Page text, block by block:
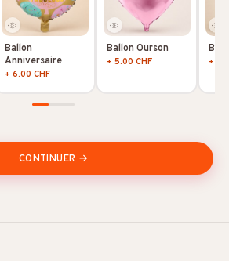
Ballon
Anniversaire
+ 6.00 CHF
Ballon Ourson
+ 5.00 CHF +
CONTINUER →